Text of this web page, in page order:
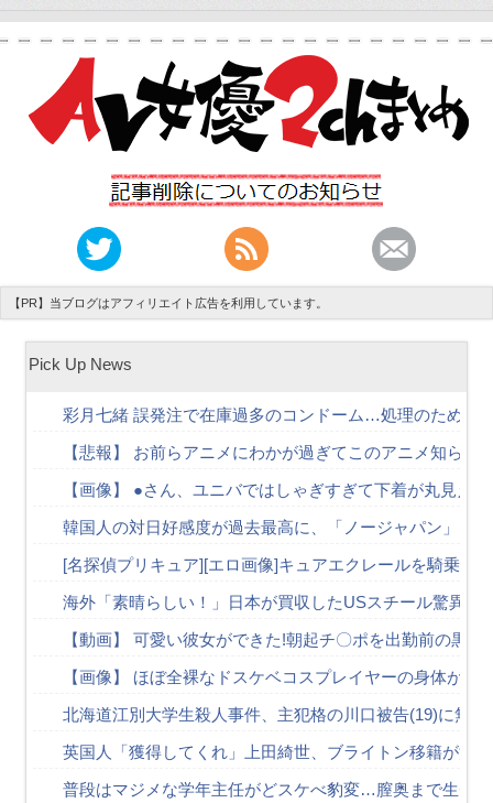
【PR】当ブログはアフィリエイト広告を利用しています。
Pick Up News
彩月七緒 誤発注で在庫過多のコンドーム…処理のために
【悲報】 お前らアニメにわかが過ぎてこのアニメ知らな
【画像】 ●さん、ユニバではしゃぎすぎて下着が丸見え
韓国人の対日好感度が過去最高に、「ノージャパン」は
[名探偵プリキュア][エロ画像]キュアエクレールを騎乗位
海外「素晴らしい！」日本が買収したUSスチール驚異の
【動画】 可愛い彼女ができた!朝起チ〇ポを出勤前の黒
【画像】 ほぼ全裸なドスケベコスプレイヤーの身体がエ
北海道江別大学生殺人事件、主犯格の川口被告(19)に無期
英国人「獲得してくれ」上田綺世、ブライトン移籍が浮
普段はマジメな学年主任がどスケべ豹変…膣奥まで生チ